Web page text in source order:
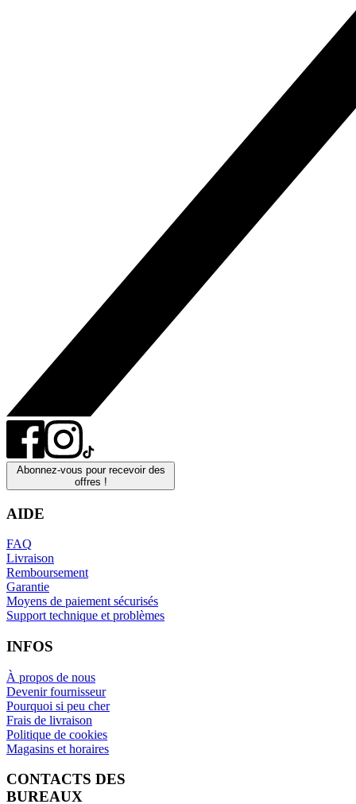
Abonnez-vous pour recevoir des
offres !
AIDE
FAQ
Livraison
Remboursement
Garantie
Moyens de paiement sécurisés
Support technique et problèmes
INFOS
À propos de nous
Devenir fournisseur
Pourquoi si peu cher
Frais de livraison
Politique de cookies
Magasins et horaires
CONTACTS DES
BUREAUX